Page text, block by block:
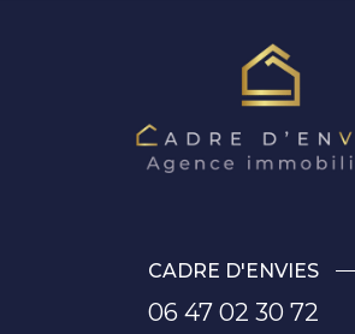
CADRE D'ENVIES
06 47 02 30 72